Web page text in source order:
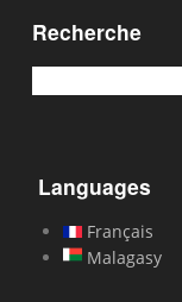
Recherche
Languages
Français
Malagasy